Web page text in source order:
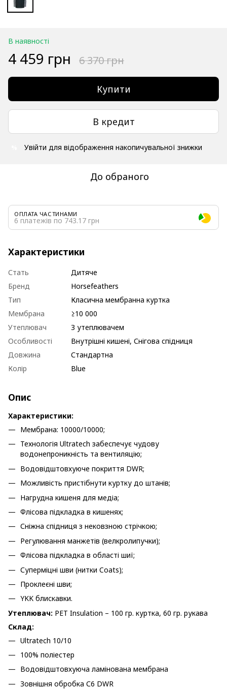
В наявності
4 459 грн 6 370 грн
Купити
В кредит
Увійти для відображення накопичувальної знижки
До обраного
ОПЛАТА ЧАСТИНАМИ
6 платежів по 743.17 грн
Характеристики
Стать
Дитяче
Бренд
Horsefeathers
Тип
Класична мембранна куртка
Мембрана
≥10 000
Утеплювач
З утеплювачем
Особливості
Внутрішні кишені, Снігова спідниця
Довжина
Стандартна
Колір
Blue
Опис
Характеристики:
Мембрана: 10000/10000;
Технологія Ultratech забеспечує чудову
водонепроникність та вентиляцію;
Водовідштовхуюче покриття DWR;
Можливість пристібнути куртку до штанів;
Нагрудна кишеня для медіа;
Флісова підкладка в кишенях;
Сніжна спідниця з нековзною стрічкою;
Регулювання манжетів (велкролипучки);
Флісова підкладка в області шиї;
Суперміцні шви (нитки Coats);
Проклеєні шви;
YKK блискавки.
Утеплювач: PET Insulation – 100 гр. куртка, 60 гр. рукава
Склад:
Ultratech 10/10
100% поліестер
Водовідштовхуюча ламінована мембрана
Зовнішня обробка С6 DWR